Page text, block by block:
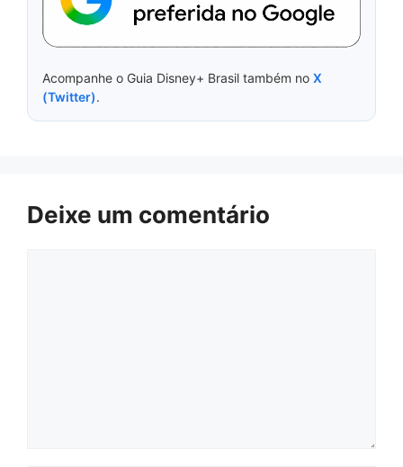
Acompanhe o Guia Disney+ Brasil também no X
(Twitter).
Deixe um comentário